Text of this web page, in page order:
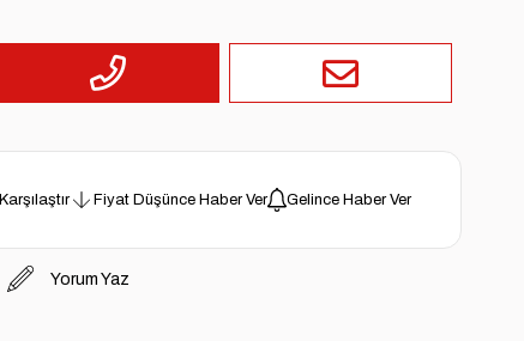
Karşılaştır Fiyat Düşünce Haber Ver Gelince Haber Ver
Yorum Yaz